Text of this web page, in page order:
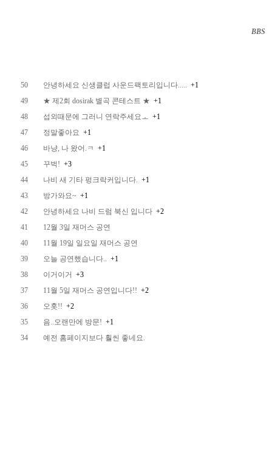
BBS
50 안녕하세요 신생클럽 사운드팩토리입니다..... +1
49
★ 제2회 dosirak 별곡 콘테스트 ★ +1
48
섭외때문에 그러니 연락주세요ㅗ +1
47
정말좋아요 +1
46
바냥, 나 왔어.ㅋ +1
45
꾸벅! +3
44
나비 새 기타 펑크락커입니다. +1
43
방가와요~ +1
42
안녕하세요 나비 드럼 북신 입니다 +2
41
12월 3일 재머스 공연
40
11월 19일 일요일 재머스 공연
39
오늘 공연했습니다.. +1
38
이거이거
+3
37
11월 5일 재머스 공연입니다!! +2
36
오홋!! +2
35
음..오랜만에 방문! +1
34
예전 홈페이지보다 훨씬 좋네요.